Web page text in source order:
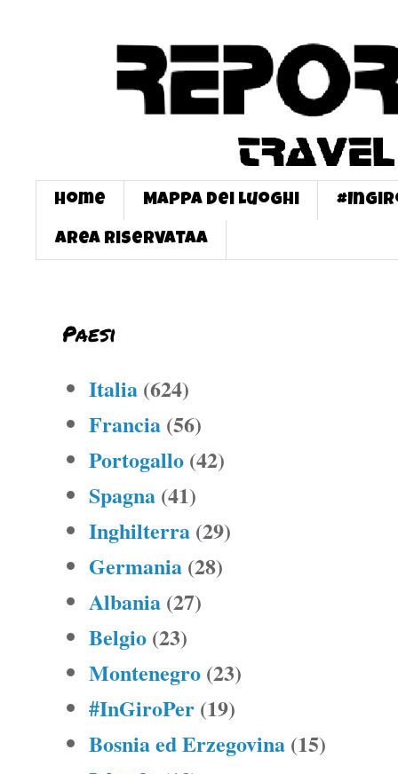
Home Mappa dei Luoghi
Area Riservataa
Paesi
Italia (624)
Francia (56)
Portogallo (42)
Spagna (41)
Inghilterra (29)
Germania (28)
Albania (27)
Belgio (23)
Montenegro (23)
#InGiroPer (19)
Bosnia ed Erzegovina (15)